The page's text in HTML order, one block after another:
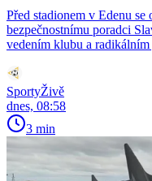
Před stadionem v Edenu
bezpečnostnímu poradci
vedením klubu a
SportyŽivě
dnes, 08:58
3 min